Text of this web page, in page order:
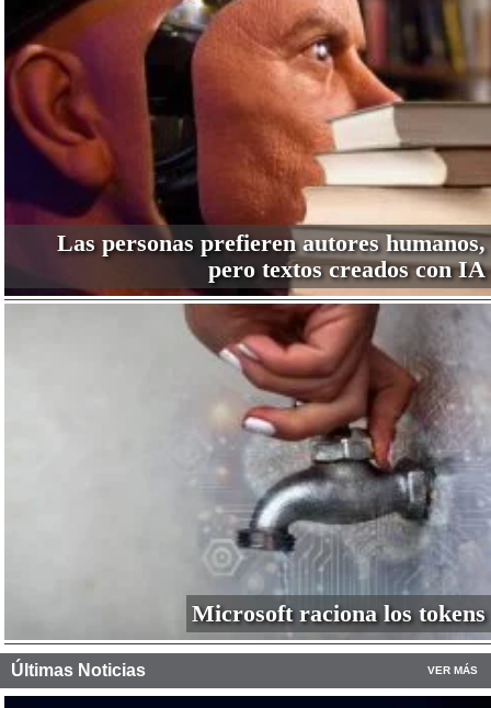
Las personas prefieren autores humanos,
pero textos creados con IA
Microsoft raciona los tokens
Últimas Noticias VER MÁS